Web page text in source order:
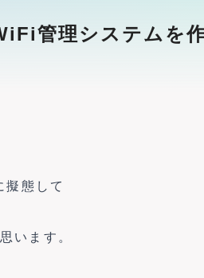
管理システムを
態して
います。